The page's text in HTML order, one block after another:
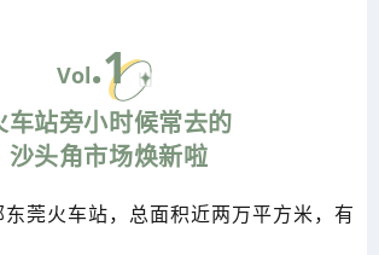
Vol.1
车站旁小时候常去的
沙头角市场焕新啦
莞火车站，总面积近两万平方米，有